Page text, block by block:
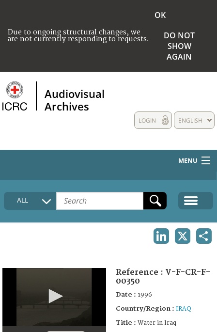
Due to ongoing structural changes, we
are not currently responding to requests.
OK
DO NOT
SHOW
AGAIN
Audiovisual
Archives
ENGLISH
LOGIN
MENU
HOME
COLLECTIONS DESCRIPTION
ALL
Reference : V-F-CR-F-
00350
Date : 1996
Country/Region : IRAQ
Title : Water in Iraq